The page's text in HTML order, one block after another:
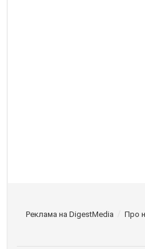
Реклама на DigestMedia Про